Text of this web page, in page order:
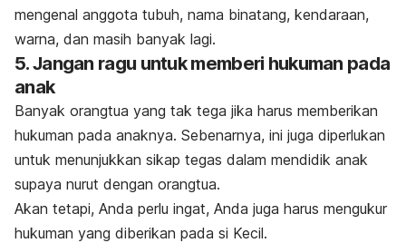
mengenal anggota tubuh, nama binatang, kendaraan,
warna, dan masih banyak lagi.
5. Jangan ragu untuk memberi hukuman pada
anak
Banyak orangtua yang tak tega jika harus memberikan
hukuman pada anaknya. Sebenarnya, ini juga diperlukan
untuk menunjukkan sikap tegas dalam mendidik anak
supaya nurut dengan orangtua.
Akan tetapi, Anda perlu ingat, Anda juga harus mengukur
hukuman yang diberikan pada si Kecil.